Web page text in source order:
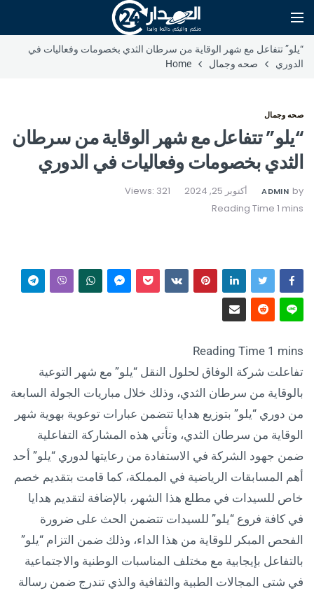
“يلو” تتفاعل مع شهر الوقاية من سرطان الثدي بخصومات وفعاليات في
الدوري
صحه وجمال Home
صحه وجمال
“يلو” تتفاعل مع شهر الوقاية من سرطان
الثدي بخصومات وفعاليات في الدوري
by
ADMIN أكتوبر 25, 2024 Views: 321
تفاعلت شركة الوفاق لحلول النقل “يلو” مع شهر التوعية
بالوقاية من سرطان الثدي، وذلك خلال مباريات الجولة السابعة
من دوري “يلو” بتوزيع هدايا تتضمن عبارات توعوية بهوية شهر
الوقاية من سرطان الثدي، وتأتي هذه المشاركة التفاعلية
ضمن جهود الشركة في الاستفادة من رعايتها لدوري “يلو” أحد
أهم المسابقات الرياضية في المملكة، كما قامت بتقديم خصم
خاص للسيدات في مطلع هذا الشهر، بالإضافة لتقديم هدايا
في كافة فروع “يلو” للسيدات تتضمن الحث على ضرورة
الفحص المبكر للوقاية من هذا الداء، وذلك ضمن التزام “يلو”
بالتفاعل بإيجابية مع مختلف المناسبات الوطنية والاجتماعية
في شتى المجالات الطبية والثقافية والذي تندرج ضمن رسالة